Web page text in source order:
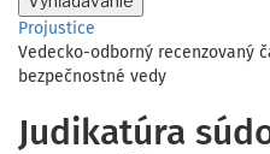
Projustice
Vedecko-odborný recenzovaný
bezpečnostné vedy
Judikatúra